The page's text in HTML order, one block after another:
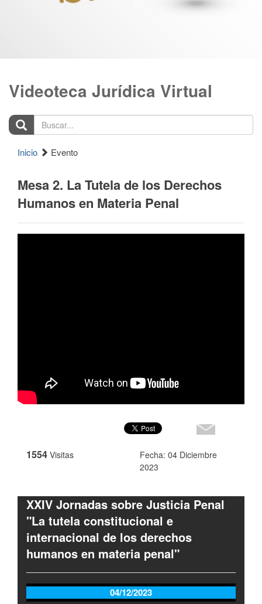
Videoteca Jurídica Virtual
Buscar...
Inicio Evento
Mesa 2. La Tutela de los Derechos
Humanos en Materia Penal
1554 Visitas
Fecha: 04 Diciembre
2023
XXIV Jornadas sobre Justicia Penal
"La tutela constitucional e
internacional de los derechos
humanos en materia penal"
04/12/2023